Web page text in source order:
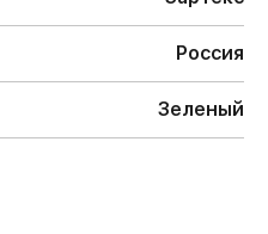
Россия
Зеленый